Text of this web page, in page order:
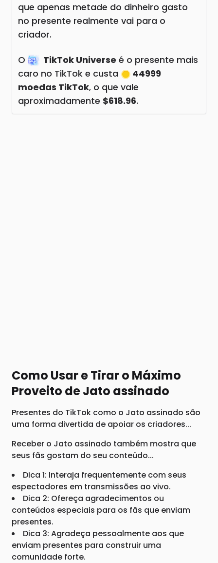
que apenas metade do dinheiro gasto
no presente realmente vai para o
criador.
O TikTok Universe é o presente mais
caro no TikTok e custa
44999
moedas TikTok, o que vale
aproximadamente $618.96.
Como Usar e Tirar o Máximo
Proveito de Jato assinado
Presentes do TikTok como o Jato assinado são
uma forma divertida de apoiar os criadores...
Receber o Jato assinado também mostra que
seus fãs gostam do seu conteúdo...
Dica 1: Interaja frequentemente com seus
espectadores em transmissões ao vivo.
Dica 2: Ofereça agradecimentos ou
conteúdos especiais para os fãs que enviam
presentes.
Dica 3: Agradeça pessoalmente aos que
enviam presentes para construir uma
comunidade forte.